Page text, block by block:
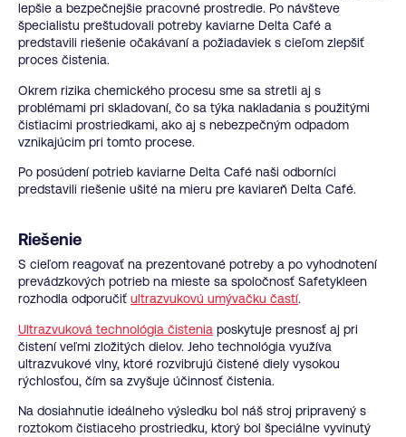
lepšie a bezpečnejšie pracovné prostredie. Po návšteve
špecialistu preštudovali potreby kaviarne Delta Café a
predstavili riešenie očakávaní a požiadaviek s cieľom zlepšiť
proces čistenia.
Okrem rizika chemického procesu sme sa stretli aj s
problémami pri skladovaní, čo sa týka nakladania s použitými
čistiacimi prostriedkami, ako aj s nebezpečným odpadom
vznikajúcim pri tomto procese.
Po posúdení potrieb kaviarne Delta Café naši odborníci
predstavili riešenie ušité na mieru pre kaviareň Delta Café.
Riešenie
S cieľom reagovať na prezentované potreby a po vyhodnotení
prevádzkových potrieb na mieste sa spoločnosť Safetykleen
rozhodla odporučiť ultrazvukovú umývačku častí.
Ultrazvuková technológia čistenia poskytuje presnosť aj pri
čistení veľmi zložitých dielov. Jeho technológia využíva
ultrazvukové vlny, ktoré rozvibrujú čistené diely vysokou
rýchlosťou, čím sa zvyšuje účinnosť čistenia.
Na dosiahnutie ideálneho výsledku bol náš stroj pripravený s
roztokom čistiaceho prostriedku, ktorý bol špeciálne vyvinutý